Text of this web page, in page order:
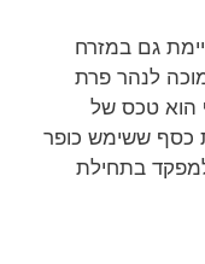
גם במזרח
לנהר פרת
הוא טכס של
כסף ששימש כופר
בתחילת